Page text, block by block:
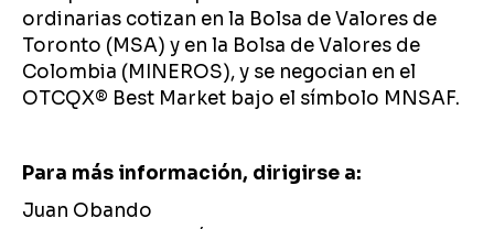
ordinarias cotizan en la Bolsa de Valores de
Toronto (MSA) y en la Bolsa de Valores de
Colombia (MINEROS), y se negocian en el
OTCQX®️ Best Market bajo el símbolo MNSAF.
Para más información, dirigirse a:
Juan Obando